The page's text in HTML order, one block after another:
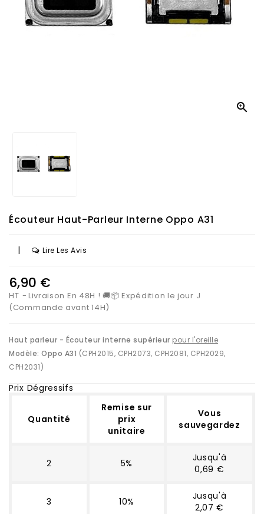

Écouteur Haut-Parleur Interne Oppo A31
| Lire Les Avis
6,90 €
HT
Livraison En 48H ! 🚚📦 Expédition le jour J
(Commande avant 14H)
Haut parleur - Écouteur interne supérieur pour l'oreille
Modèle: Oppo A31 (CPH2015, CPH2073, CPH2081, CPH2029,
CPH2031)
Prix Dégressifs
Quantité
Remise sur
prix
unitaire
Vous
sauvegardez
2 5%
Jusqu'à
0,69 €
3 10%
Jusqu'à
2,07 €